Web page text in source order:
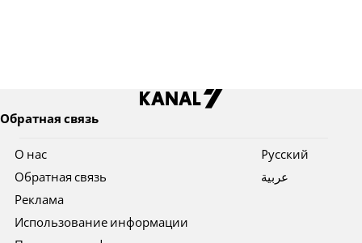
Обратная связь
О нас
Обратная связь
Реклама
Использование информации
Pусский
عربية